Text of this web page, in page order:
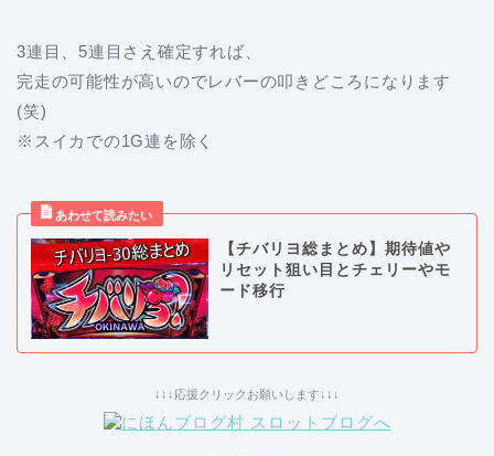
3連目、5連目さえ確定すれば、
完走の可能性が高いのでレバーの叩きどころになります
(笑)
※スイカでの1G連を除く
【チバリヨ総まとめ】期待値や
リセット狙い目とチェリーやモ
ード移行
↓↓↓応援クリックお願いします↓↓↓